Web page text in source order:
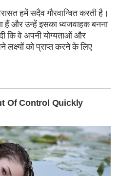
हमें सदैव गौरवान्वित करती है।
हैं और उन्हें इसका ध्वजवाहक बनना
कि वे अपनी योग्यताओं और
को प्राप्त करने के लिए